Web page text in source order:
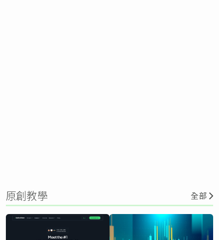
原創教學 全部